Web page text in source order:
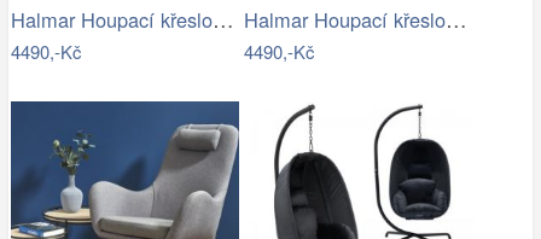
Halmar Houpací křeslo MAX BIS 95x52 cm…
4490,-Kč
Halmar Houpací křeslo MAX BIS 95x52 cm…
4490,-Kč